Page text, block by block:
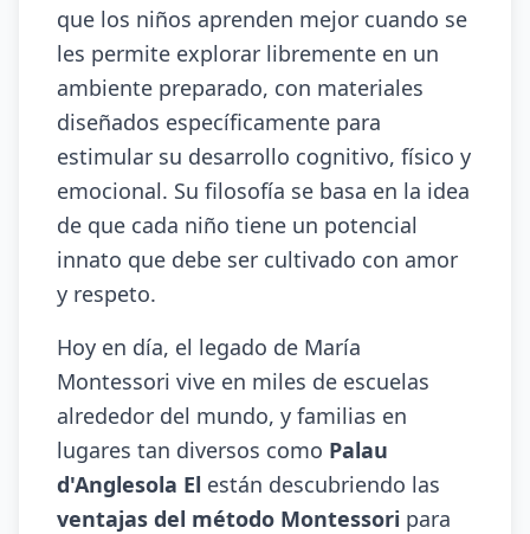
que los niños aprenden mejor cuando se
les permite explorar libremente en un
ambiente preparado, con materiales
diseñados específicamente para
estimular su desarrollo cognitivo, físico y
emocional. Su filosofía se basa en la idea
de que cada niño tiene un potencial
innato que debe ser cultivado con amor
y respeto.
Hoy en día, el legado de María
Montessori vive en miles de escuelas
alrededor del mundo, y familias en
lugares tan diversos como Palau
d'Anglesola El están descubriendo las
ventajas del método Montessori para